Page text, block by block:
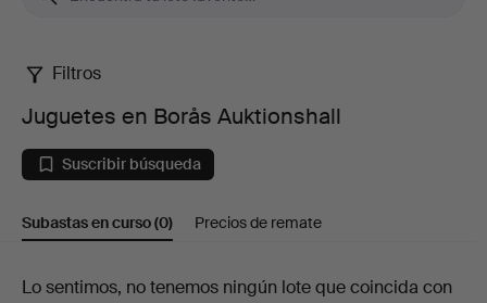
Juguetes
en
Borås
Auktionshall
Filtros
Juguetes en Borås Auktionshall
Suscribir búsqueda
Subastas en curso(0) Precios de remate
Subastas
Lo sentimos, no tenemos ningún lote que coincida con